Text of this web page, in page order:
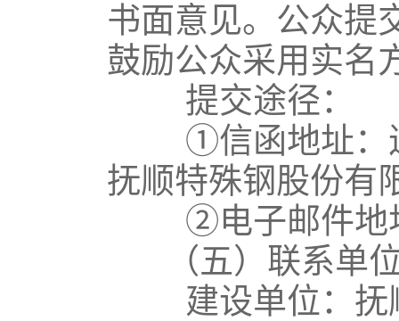
书面意见。公众提
鼓励公众采用实名
提交途径：
①信函地址：辽
抚顺特殊钢股份有
②电子邮件地
（五）联系单
建设单位：抚